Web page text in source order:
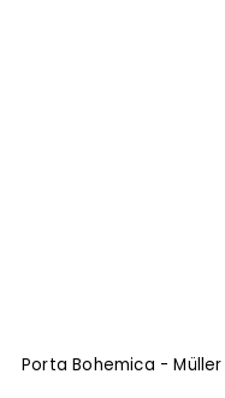
Porta Bohemica - Müller